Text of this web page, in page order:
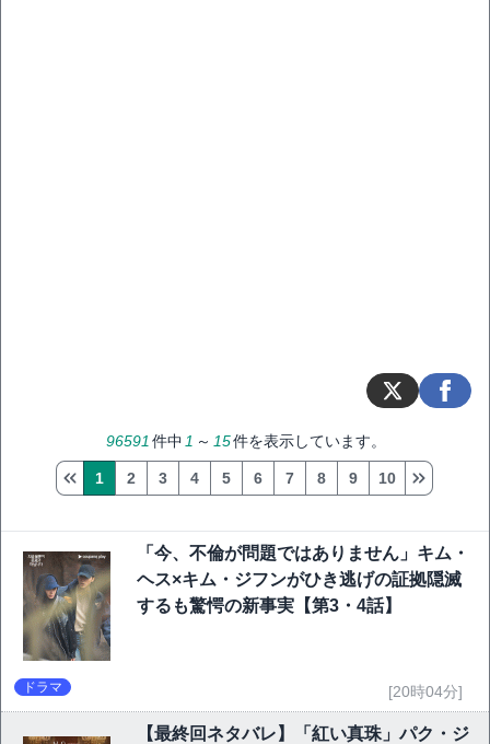
96591 件中 1 ～ 15件を表示しています。
1 2 3 4 5 6 7 8 9 10
「今、不倫が問題ではありません」キム・
ヘス×キム・ジフンがひき逃げの証拠隠滅
するも驚愕の新事実【第3・4話】
ドラマ [20時04分]
【最終回ネタバレ】「紅い真珠」パク・ジ